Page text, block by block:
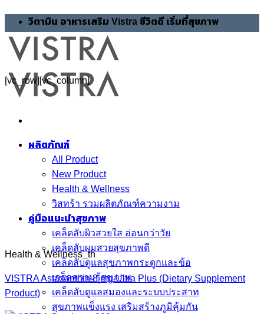
content
วิตามิน อาหารเสริม Vistra ชีวิตดี เริ่มที่สุขภาพ
ผลิตภัณฑ์
All Product
New Product
Health & Wellness
วิสทร้า รวมผลิตภัณฑ์ความงาม
คู่มือแนะนำสุขภาพ
เคล็ดลับผิวสวยใส อ่อนกว่าวัย
เคล็ดลับผมสวยสุขภาพดี
เคล็ดลับดูแลสุขภาพกระดูกและข้อ
เกร็ดความรู้สุขภาพ
เคล็ดลับดูแลสมองและระบบประสาท
สุขภาพแข็งแรง เสริมสร้างภูมิคุ้มกัน
[vc_row][vc_column]
Health & Wellness_th
VISTRA Astaxanthin 8 mg Ultra Plus (Dietary Supplement
Product)